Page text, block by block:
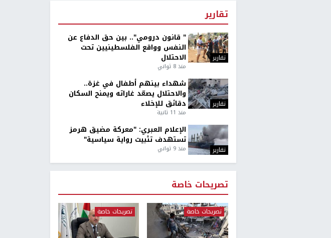
تقارير
تقارير
" قانون درومي".. بين حق الدفاع عن
النفس وواقع الفلسطينيين تحت
الاحتلال
منذ 8 ثواني
تقارير
شهداء بينهم أطفال في غزة..
والاحتلال يصعّد غاراته ويمنح السكان
دقائق للإخلاء
منذ 11 ثانية
تقارير
الإعلام العبري: "معركة مضيق هرمز
تستهدف تثبيت رواية سياسية"
منذ 9 ثواني
تصريحات خاصة
تصريحات خاصة تصريحات خاصة